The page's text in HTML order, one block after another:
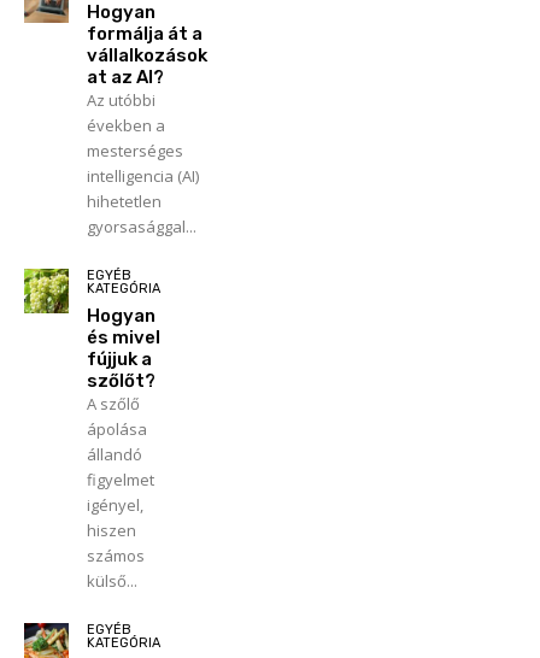
Hogyan
formálja át a
vállalkozások
at az AI?
Az utóbbi
években a
mesterséges
intelligencia (AI)
hihetetlen
gyorsasággal...
EGYÉB
KATEGÓRIA
Hogyan
és mivel
fújjuk a
szőlőt?
A szőlő
ápolása
állandó
figyelmet
igényel,
hiszen
számos
külső...
EGYÉB
KATEGÓRIA